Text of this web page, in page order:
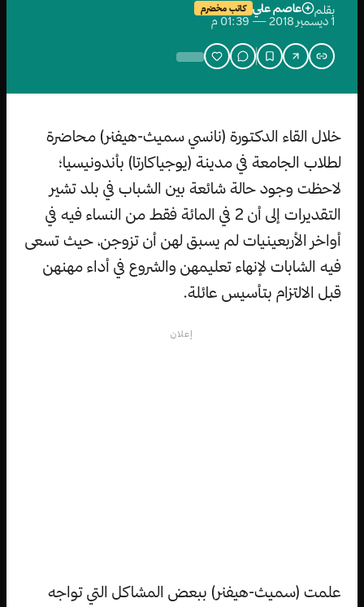
بقلم عاصم علي كاتب مخضرم
1 ديسمبر 2018 — 01:39 م
خلال القاء الدكتورة (نانسي سميث-هيفنر) محاضرة
لطلاب الجامعة في مدينة (يوجياكارتا) بأندونيسيا؛
لاحظت وجود حالة شائعة بين الشباب في بلد تشير
التقديرات إلى أن 2 في المائة فقط من النساء فيه في
أواخر الأربعينيات لم يسبق لهن أن تزوجن، حيث تسعى
فيه الشابات لإنهاء تعليمهن والشروع في أداء مهنهن
قبل الالتزام بتأسيس عائلة.
إعلان
علمت (سميث-هيفنر) ببعض المشاكل التي تواجه